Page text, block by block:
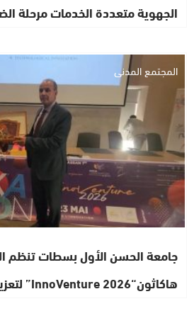
الجهوية متعددة الخدمات مرحلة
المجتمع المدني
جامعة الحسن الأول بسطات تنظم
هاكاثون“InnoVenture 2026” لتعزيز الابتكار…